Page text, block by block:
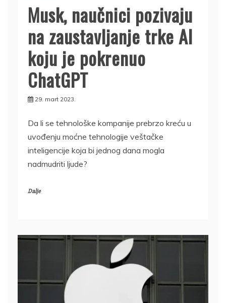
Musk, naučnici pozivaju
na zaustavljanje trke AI
koju je pokrenuo
ChatGPT
29. mart 2023.
Da li se tehnološke kompanije prebrzo kreću u
uvođenju moćne tehnologije veštačke
inteligencije koja bi jednog dana mogla
nadmudriti ljude?
Dalje